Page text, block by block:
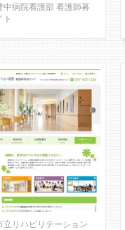
中病院看護部 看護師募
ト
立リハビリテーション